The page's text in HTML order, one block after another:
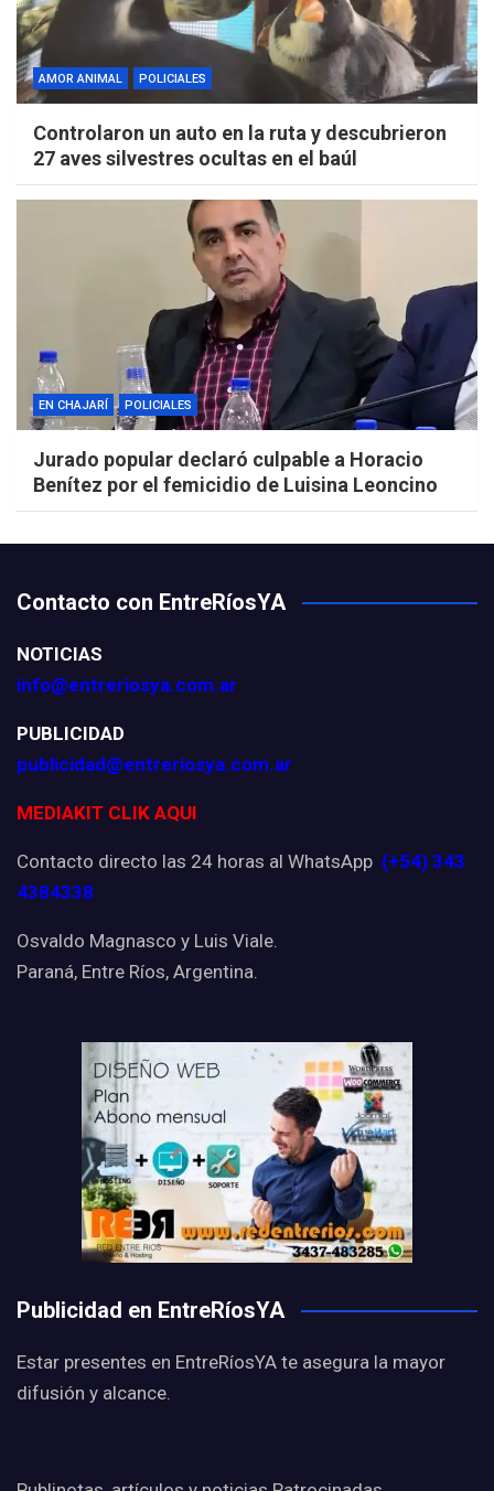
AMOR ANIMAL POLICIALES
Controlaron un auto en la ruta y descubrieron
27 aves silvestres ocultas en el baúl
EN CHAJARÍ POLICIALES
Jurado popular declaró culpable a Horacio
Benítez por el femicidio de Luisina Leoncino
Contacto con EntreRíosYA
NOTICIAS
info@entreriosya.com.ar
PUBLICIDAD
publicidad@entreriosya.com.ar
MEDIAKIT CLIK AQUI
Contacto directo las 24 horas al WhatsApp (+54) 343
4384338
Osvaldo Magnasco y Luis Viale.
Paraná, Entre Ríos, Argentina.
Publicidad en EntreRíosYA
Estar presentes en EntreRíosYA te asegura la mayor
difusión y alcance.